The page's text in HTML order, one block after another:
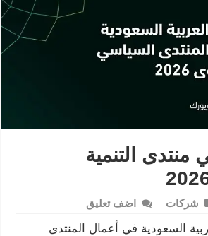
منتدى التنمية
شركات اضف تعليق
السعودية في أعمال المنتدى